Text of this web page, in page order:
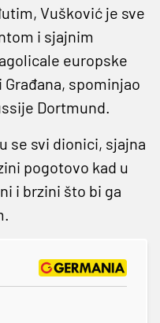
Vušković je sve
i sjajnim
europske
spominjao
Dortmund.
se svi dionici, sjajna
pogotovo kad u
i brzini što bi ga